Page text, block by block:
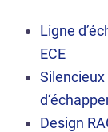
Ligne
ECE
Design